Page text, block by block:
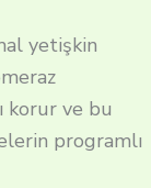
yetişkin
korur ve bu
programlı